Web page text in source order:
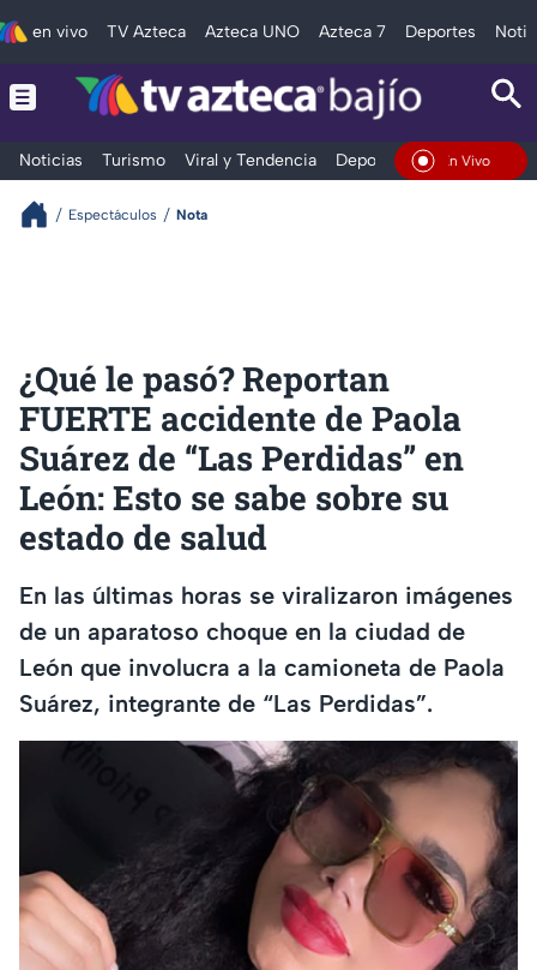
en vivo TV Azteca Azteca UNO Azteca 7 Deportes
Noticias Turismo Viral y Tendencia Deportes Espectáculos
En Vivo
Espectáculos Nota
¿Qué le pasó? Reportan
FUERTE accidente de Paola
Suárez de “Las Perdidas” en
León: Esto se sabe sobre su
estado de salud
En las últimas horas se viralizaron imágenes
de un aparatoso choque en la ciudad de
León que involucra a la camioneta de Paola
Suárez, integrante de “Las Perdidas”.